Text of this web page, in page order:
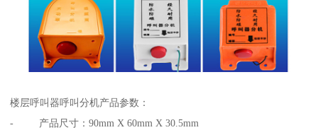
楼层呼叫器呼叫分机产品参数：
- 产品尺寸：90mm X 60mm X 30.5mm